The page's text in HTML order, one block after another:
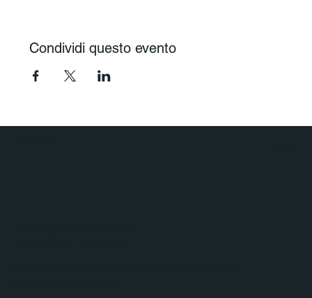
Condividi questo evento